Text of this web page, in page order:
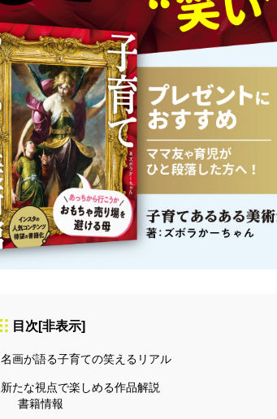
目次 [非表示]
名画が語る子育ての笑えるリアル
新たな視点で楽しめる作品解説
書籍情報